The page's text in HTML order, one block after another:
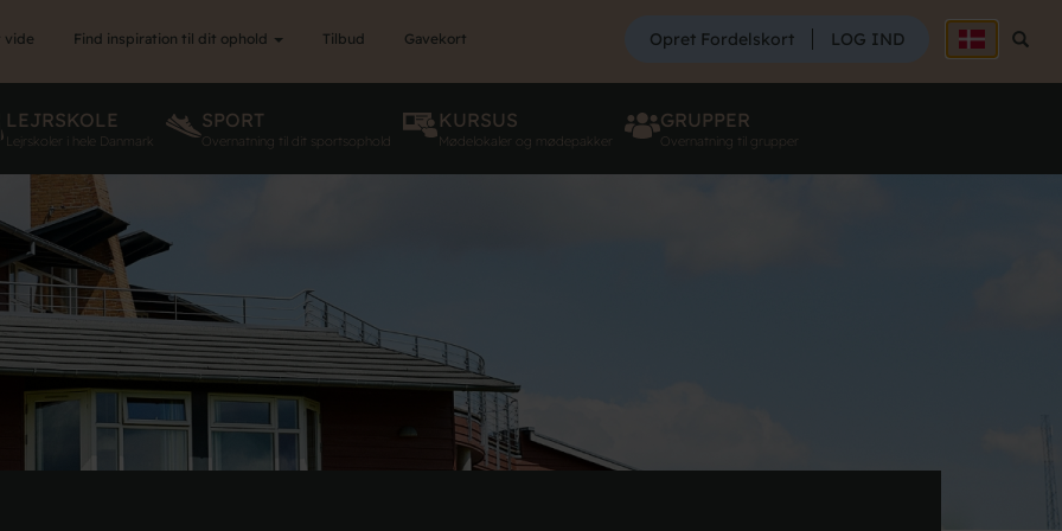
SØG
Søg
Opret Fordelskort LOG IND
vide Find inspiration til dit ophold Tilbud Gavekort
LEJRSKOLE
Lejrskoler i hele Danmark
SPORT
Overnatning til dit sportsophold
KURSUS
Mødelokaler og mødepakker
GRUPPER
Overnatning til grupper